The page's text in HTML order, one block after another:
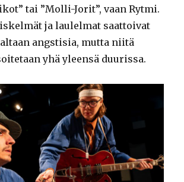
tai ”Molli-Jorit”, vaan Rytmi.
ja laulelmat saattoivat
angstisia, mutta niitä
yhä yleensä duurissa.